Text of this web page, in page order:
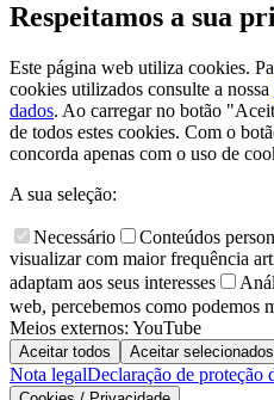
Respeitamos a sua
Este página web utiliza cookies.
cookies utilizados consulte a nossa
dados. Ao carregar no botão
de todos estes cookies. Com o
concorda apenas com o uso de
A sua seleção:
Necessário Conteúdos
visualizar com maior frequência
adaptam aos seus interesses
web, percebemos como podemos
Meios externos: YouTube
Aceitar todos Aceitar selecionados
Nota legalDeclaração de proteção